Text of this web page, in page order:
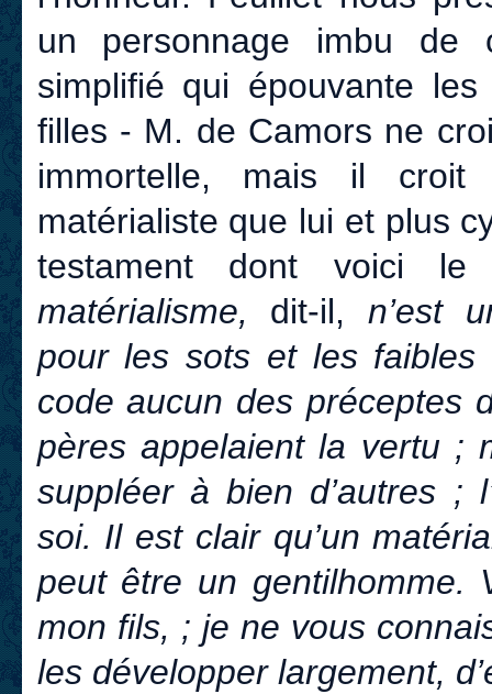
un personnage imbu de
simplifié qui épouvante
filles - M. de Camors ne
immortelle, mais il croit
matérialiste que lui et plus
testament dont voici
matérialisme, dit-il, n’est
pour les sots et les
code aucun des préceptes
pères appelaient la vertu ;
suppléer à bien d’autres ;
soi. Il est clair qu’un
peut être un gentilhomme.
mon fils, ; je ne vous
les développer largement,